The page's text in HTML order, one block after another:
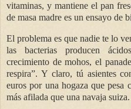
vitaminas, y mantiene el pan
de masa madre es un ensayo de
El problema es que nadie te lo
las bacterias producen
crecimiento de mohos, el
respira”. Y claro, tú asientes
euros por una hogaza que
más afilada que una navaja suiza.